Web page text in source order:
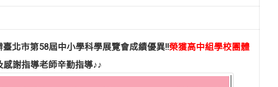
北市第58屆中小學科學展覽會成績優異!!榮獲高中組學校團體
謝指導老師辛勤指導♪♪